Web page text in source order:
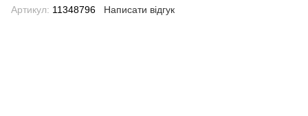
Артикул: 11348796 Написати відгук